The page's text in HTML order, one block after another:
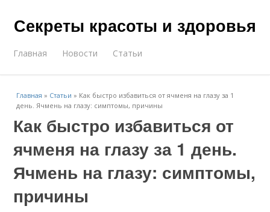
Секреты красоты и здоровья
Главная Новости Статьи
Главная » Статьи » Как быстро избавиться от ячменя на глазу за 1
день. Ячмень на глазу: симптомы, причины
Как быстро избавиться от
ячменя на глазу за 1 день.
Ячмень на глазу: симптомы,
причины